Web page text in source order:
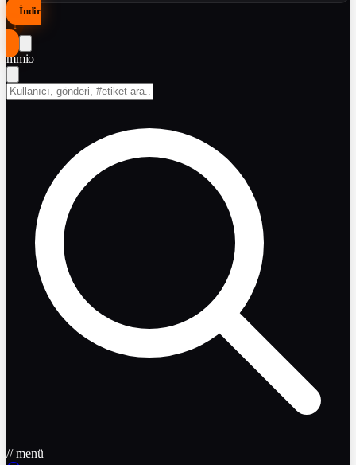
İndir
↓
mmio
// menü